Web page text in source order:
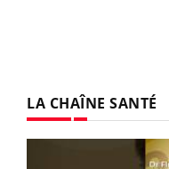
LA CHAÎNE SANTÉ